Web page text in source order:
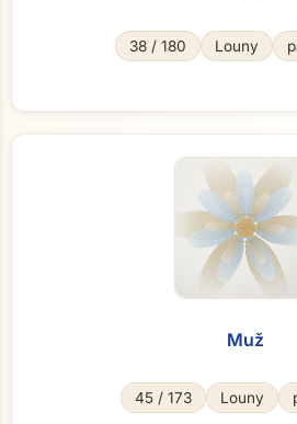
38 / 180 Louny
Muž
45 / 173 Louny